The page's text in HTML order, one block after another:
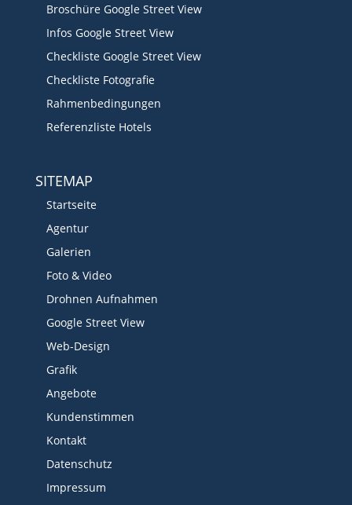
Broschüre Google Street View
Infos Google Street View
Checkliste Google Street View
Checkliste Fotografie
Rahmenbedingungen
Referenzliste Hotels
SITEMAP
Startseite
Agentur
Galerien
Foto & Video
Drohnen Aufnahmen
Google Street View
Web-Design
Grafik
Angebote
Kundenstimmen
Kontakt
Datenschutz
Impressum